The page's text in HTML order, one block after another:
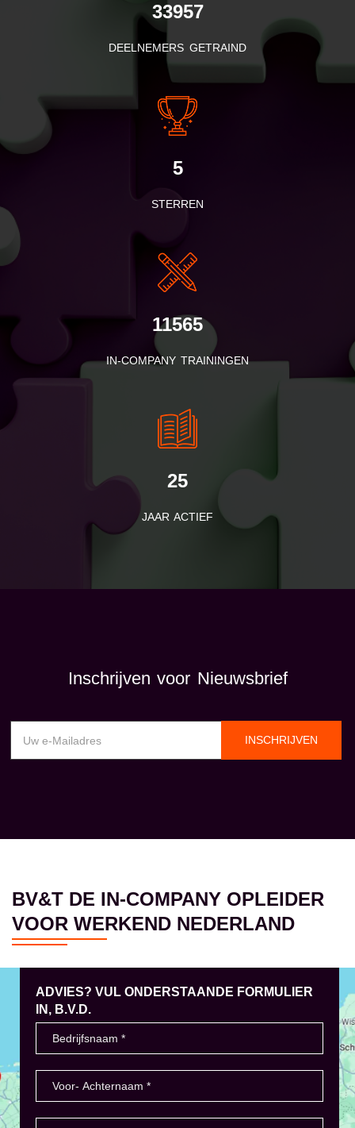
33957
DEELNEMERS GETRAIND
5
STERREN
11565
IN-COMPANY TRAININGEN
25
JAAR ACTIEF
Inschrijven voor Nieuwsbrief
INSCHRIJVEN
BV&T DE IN-COMPANY OPLEIDER
VOOR WERKEND NEDERLAND
ADVIES? VUL ONDERSTAANDE FORMULIER
IN, B.V.D.